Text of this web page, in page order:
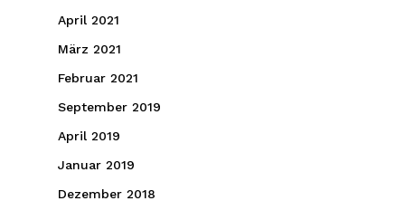
April 2021
März 2021
Februar 2021
September 2019
April 2019
Januar 2019
Dezember 2018